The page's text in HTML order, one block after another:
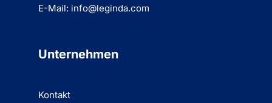
E-Mail: info@leginda.com
Unternehmen
Kontakt